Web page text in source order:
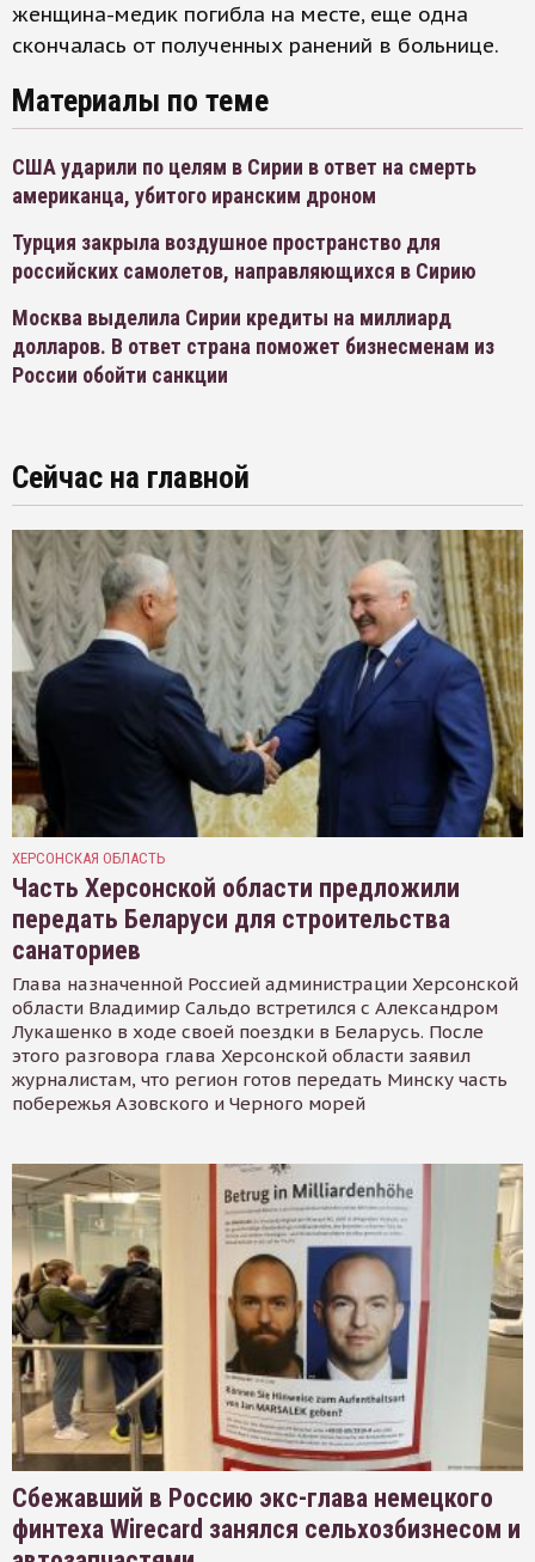
женщина-медик погибла на месте, еще одна
скончалась от полученных ранений в больнице.
Материалы по теме
США ударили по целям в Сирии в ответ на смерть
американца, убитого иранским дроном
Турция закрыла воздушное пространство для
российских самолетов, направляющихся в Сирию
Москва выделила Сирии кредиты на миллиард
долларов. В ответ страна поможет бизнесменам из
России обойти санкции
Сейчас на главной
ХЕРСОНСКАЯ ОБЛАСТЬ
Часть Херсонской области предложили
передать Беларуси для строительства
санаториев
Глава назначенной Россией администрации Херсонской
области Владимир Сальдо встретился с Александром
Лукашенко в ходе своей поездки в Беларусь. После
этого разговора глава Херсонской области заявил
журналистам, что регион готов передать Минску часть
побережья Азовского и Черного морей
Сбежавший в Россию экс-глава немецкого
финтеха Wirecard занялся сельхозбизнесом и